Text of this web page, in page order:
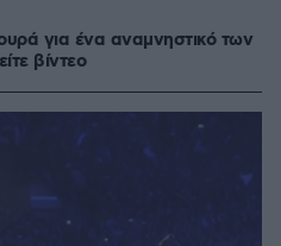
για ένα αναμνηστικό των
βίντεο